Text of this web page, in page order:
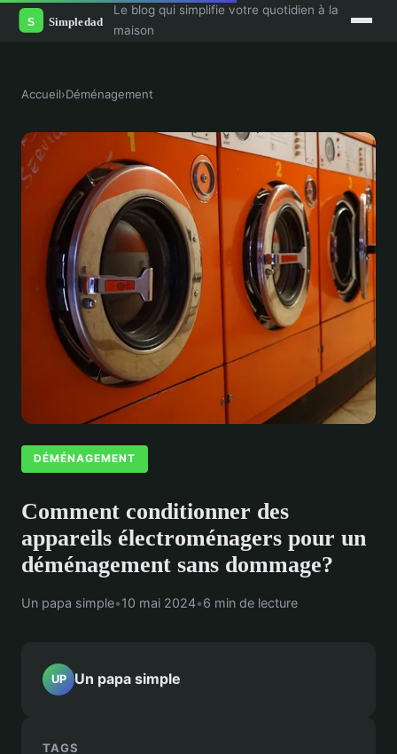
Le blog qui simplifie votre quotidien à la
maison
Accueil›Déménagement
DÉMÉNAGEMENT
Comment conditionner des
appareils électroménagers pour un
déménagement sans dommage?
Un papa simple•10 mai 2024•6 min de lecture
UP Un papa simple
TAGS